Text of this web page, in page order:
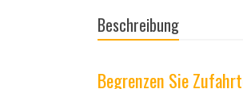
Beschreibung
Begrenzen Sie